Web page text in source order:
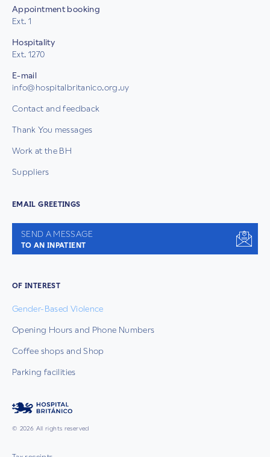
Appointment booking
Ext. 1
Hospitality
Ext. 1270
E-mail
info@hospitalbritanico.org.uy
Contact and feedback
Thank You messages
Work at the BH
Suppliers
EMAIL GREETINGS
SEND A MESSAGE
TO AN INPATIENT
OF INTEREST
Gender-Based Violence
Opening Hours and Phone Numbers
Coffee shops and Shop
Parking facilities
© 2026 All rights reserved